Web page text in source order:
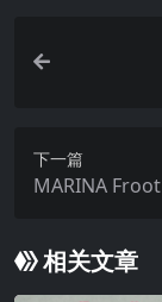
下一篇
MARINA
相关文章